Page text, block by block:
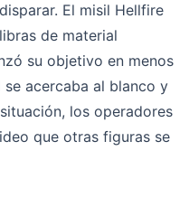
El misil Hellfire
de material
su objetivo en menos
acercaba al blanco y
los operadores
que otras figuras se